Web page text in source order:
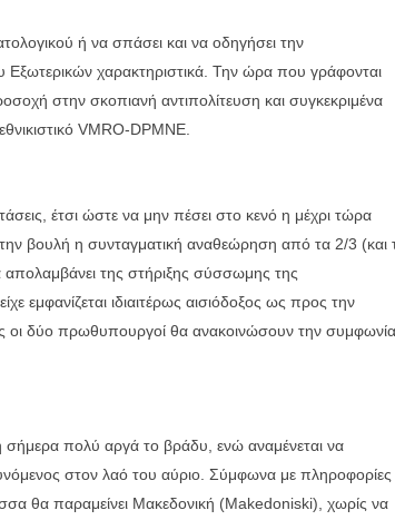
ή να σπάσει και να οδηγήσει την
Εξωτερικών χαρακτηριστικά. Την ώρα που γράφονται
στην σκοπιανή αντιπολίτευση και συγκεκριμένα
VMRO-DPMNE.
έτσι ώστε να μην πέσει στο κενό η μέχρι τώρα
βουλή η συνταγματική αναθεώρηση από τα 2/3 (και
της στήριξης σύσσωμης της
εμφανίζεται ιδιαιτέρως αισιόδοξος ως προς την
οι δύο πρωθυπουργοί θα ανακοινώσουν την συμφωνία,
σήμερα πολύ αργά το βράδυ, ενώ αναμένεται να
στον λαό του αύριο. Σύμφωνα με πληροφορίες
θα παραμείνει Μακεδονική (Makedoniski), χωρίς να